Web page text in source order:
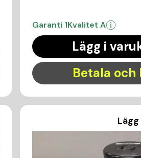
Garanti 1Kvalitet A
Lägg i
Betala och